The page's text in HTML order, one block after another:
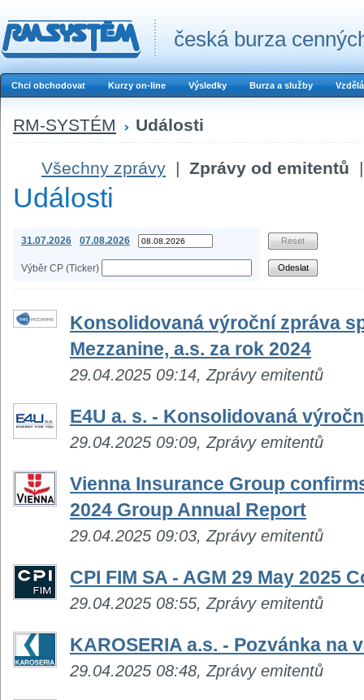
česká burza
Chci obchodovat Kurzy on-line Výsledky Burza a služby
RM-SYSTÉM Události
Všechny zprávy | Zprávy od emitentů |
Události
31.07.2026 07.08.2026
Výběr CP (Ticker)
Konsolidovaná výroční zpráva
Mezzanine, a.s. za rok 2024
29.04.2025 09:14, Zprávy emitentů
E4U a. s. - Konsolidovaná
29.04.2025 09:09, Zprávy emitentů
Vienna Insurance Group
2024 Group Annual Report
29.04.2025 09:03, Zprávy emitentů
CPI FIM SA - AGM 29 May 2025
29.04.2025 08:55, Zprávy emitentů
KAROSERIA a.s. - Pozvánka na
29.04.2025 08:48, Zprávy emitentů